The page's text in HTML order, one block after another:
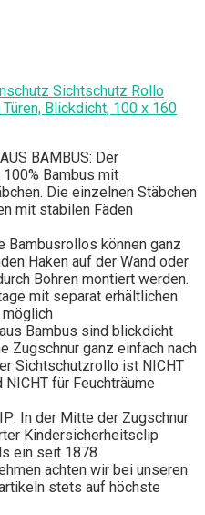
Sichtschutz Rollo
Blickdicht, 100 x 160
BAMBUS: Der
Bambus mit
Die einzelnen Stäbchen
mit stabilen Fäden
Bambusrollos können ganz
Haken auf der Wand oder
Bohren montiert werden.
mit separat erhältlichen
Bambus sind blickdicht
Zugschnur ganz einfach nach
Sichtschutzrollo ist NICHT
für Feuchträume
In der Mitte der Zugschnur
Kindersicherheitsclip
ein seit 1878
achten wir bei unseren
stets auf höchste